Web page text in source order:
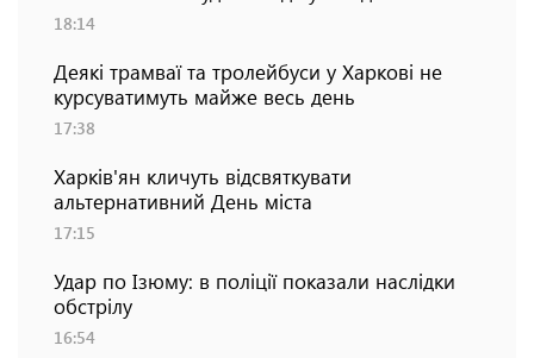
18:14
Деякі трамваї та тролейбуси у Харкові не
курсуватимуть майже весь день
17:38
Харків'ян кличуть відсвяткувати
альтернативний День міста
17:15
Удар по Ізюму: в поліції показали наслідки
обстрілу
16:54